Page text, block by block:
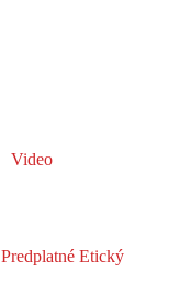
Video
Predplatné Etický